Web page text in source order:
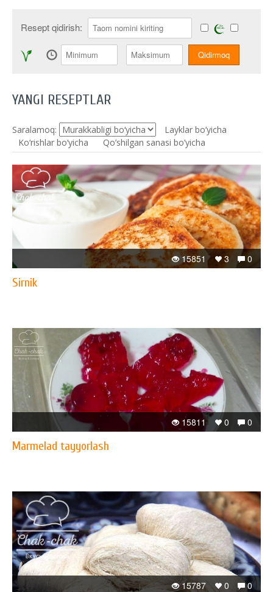
Resept qidirish:
YANGI RESEPTLAR
Saralamoq:
Layklar bo’yicha
Ko‘rishlar bo‘yicha
Qo’shilgan sanasi bo’yicha
0
3
15851
Sirnik
0
0
15811
Marmelad tayyorlash
0
0
15787